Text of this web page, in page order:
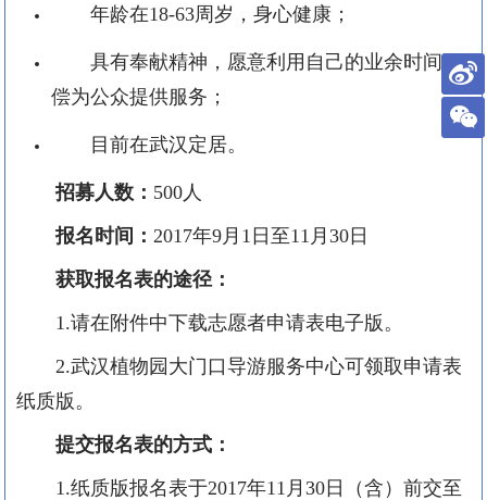
年龄在18-63周岁，身心健康；
具有奉献精神，愿意利用自己的业余时间无
偿为公众提供服务；
目前在武汉定居。
招募人数： 500 人
报名时间： 2017年9 月 1 日至11 月 30日
获取报名表的途径：
1.请在附件中下载志愿者申请表电子版。
2.武汉植物园大门口导游服务中心可领取申请表
纸质版。
提交报名表的方式：
1.纸质版报名表于2017年11 月 30日（含）前交至